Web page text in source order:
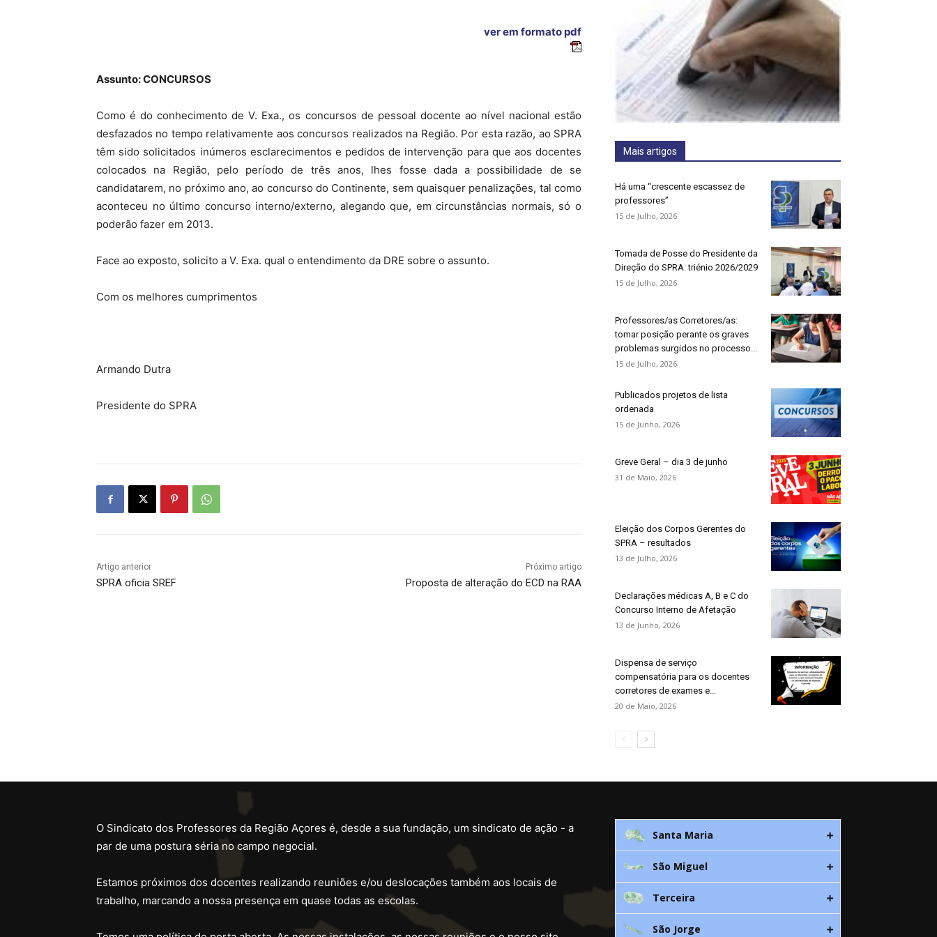
ver em formato pdf
Assunto: CONCURSOS
Como é do conhecimento de V. Exa., os concursos de pessoal docente ao nível nacional estão
desfazados no tempo relativamente aos concursos realizados na Região. Por esta razão, ao SPRA
têm sido solicitados inúmeros esclarecimentos e pedidos de intervenção para que aos docentes
colocados na Região, pelo período de três anos, lhes fosse dada a possibilidade de se
candidatarem, no próximo ano, ao concurso do Continente, sem quaisquer penalizações, tal como
aconteceu no último concurso interno/externo, alegando que, em circunstâncias normais, só o
poderão fazer em 2013.
Face ao exposto, solicito a V. Exa. qual o entendimento da DRE sobre o assunto.
Com os melhores cumprimentos
Armando Dutra
Presidente do SPRA
Artigo anterior
SPRA oficia SREF
Próximo artigo
Proposta de alteração do ECD na RAA
Mais artigos
Há uma “crescente escassez de
professores”
15 de Julho, 2026
Tomada de Posse do Presidente da
Direção do SPRA: triénio 2026/2029
15 de Julho, 2026
Professores/as Corretores/as:
tomar posição perante os graves
problemas surgidos no processo...
15 de Julho, 2026
Publicados projetos de lista
ordenada
15 de Junho, 2026
Greve Geral – dia 3 de junho
31 de Maio, 2026
Eleição dos Corpos Gerentes do
SPRA – resultados
13 de Julho, 2026
Declarações médicas A, B e C do
Concurso Interno de Afetação
13 de Junho, 2026
Dispensa de serviço
compensatória para os docentes
corretores de exames e...
20 de Maio, 2026
O Sindicato dos Professores da Região Açores é, desde a sua fundação, um sindicato de ação - a
par de uma postura séria no campo negocial.
Estamos próximos dos docentes realizando reuniões e/ou deslocações também aos locais de
trabalho, marcando a nossa presença em quase todas as escolas.
Santa Maria
Rua 3. Leandres Chaves, 12C
296 882 118
São Miguel
Av. D. João lll, bloco A, nº10 – 3º
Terceira
São Jorge